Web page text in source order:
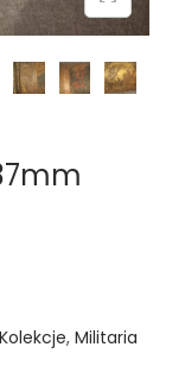
Kolekcje, Militaria